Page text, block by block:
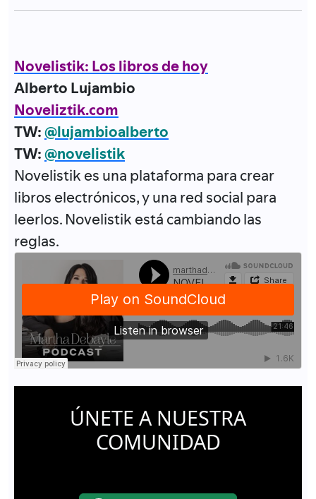
Novelistik: Los libros de hoy
Alberto Lujambio
Noveliztik.com
TW:@lujambioalberto
TW:@novelistik
Novelistik es una plataforma para crear
libros electrónicos, y una red social para
leerlos. Novelistik está cambiando las
reglas.
ÚNETE A NUESTRA
COMUNIDAD